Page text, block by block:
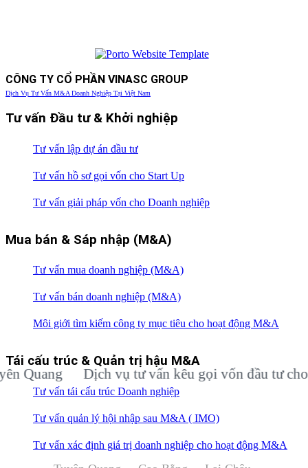
CÔNG TY CỔ PHẦN VINASC GROUP
Dịch Vụ Tư Vấn M&A Doanh Nghiệp Tại Việt Nam
Tư vấn Đầu tư & Khởi nghiệp
Tư vấn lập dự án đầu tư
Tư vấn hồ sơ gọi vốn cho Start Up
Tư vấn giải pháp vốn cho Doanh nghiệp
Mua bán & Sáp nhập (M&A)
Tư vấn mua doanh nghiệp (M&A)
Tư vấn bán doanh nghiệp (M&A)
Môi giới tìm kiếm công ty mục tiêu cho hoạt động M&A
Tái cấu trúc & Quản trị hậu M&A
Tư vấn tái cấu trúc Doanh nghiệp
Tư vấn quản lý hội nhập sau M&A ( IMO)
Tư vấn xác định giá trị doanh nghiệp cho hoạt động M&A
Dịch vụ tư vấn kêu gọi vốn đầu tư cho